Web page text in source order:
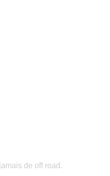
de off road.